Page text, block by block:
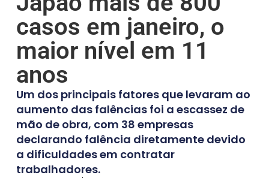
casos em janeiro, o
maior nível em 11
anos
Um dos principais fatores que levaram ao
aumento das falências foi a escassez de
mão de obra, com 38 empresas
declarando falência diretamente devido
a dificuldades em contratar
trabalhadores.